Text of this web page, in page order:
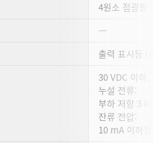
4원소 점광원
―
출력 표시등 (
30 VDC 이하
누설 전류:
부하 저항 3
잔류 전압:
10 mA 이하